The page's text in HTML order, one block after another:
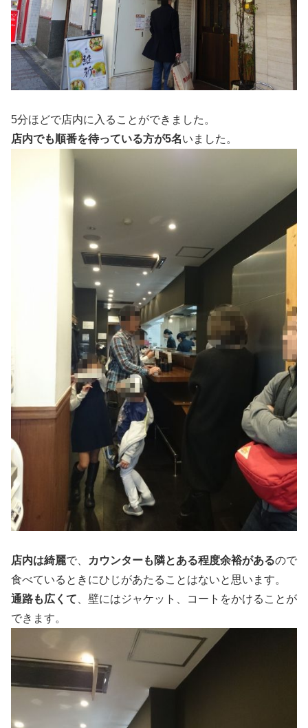
5分ほどで店内に入ることができました。
店内でも順番を待っている方が5名いました。
店内は綺麗で、 カウンターも隣とある程度余裕があるので
食べているときにひじがあたることはないと思います。
通路も広くて 、壁にはジャケット、コートをかけることが
できます。